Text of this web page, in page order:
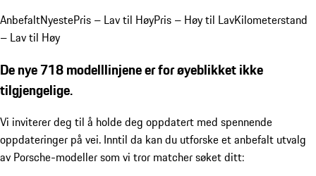
AnbefaltNyestePris – Lav til HøyPris – Høy til LavKilometerstand
– Lav til Høy
De nye 718 modelllinjene er for øyeblikket ikke
tilgjengelige.
Vi inviterer deg til å holde deg oppdatert med spennende
oppdateringer på vei. Inntil da kan du utforske et anbefalt utvalg
av Porsche-modeller som vi tror matcher søket ditt: